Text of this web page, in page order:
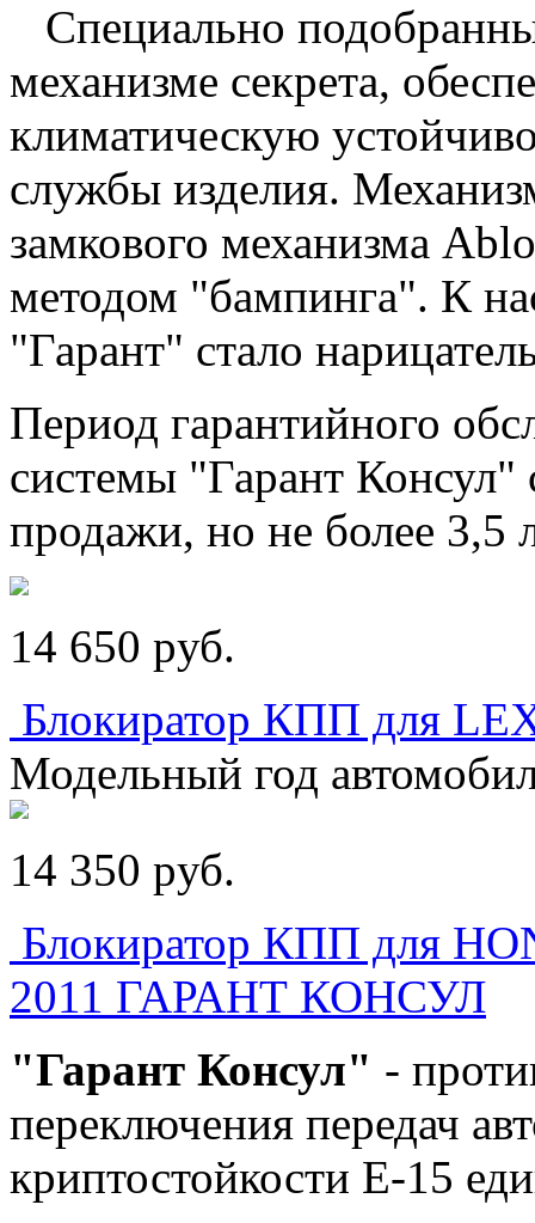
Специально
механизме секрета,
климатическую
службы изделия.
замкового механизма
методом "бампинга". К
"Гарант" стало
Период гарантийного
системы "Гарант Консул"
продажи, но не более 3,5
14 650 pуб.
Блокиратор КПП для
Модельный год
14 350 pуб.
Блокиратор КПП для
2011 ГАРАНТ КОНСУЛ
"Гарант Консул" -
переключения передач
криптостойкости Е-15